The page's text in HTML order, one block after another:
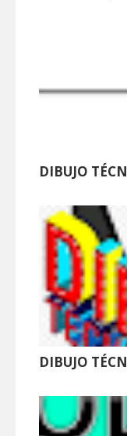
DIBUJO
DIBUJO